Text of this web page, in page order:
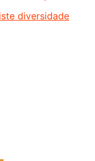
diversidade